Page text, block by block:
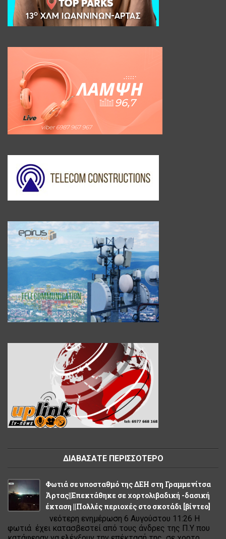
ΔΙΑΒΑΣΑΤΕ ΠΕΡΙΣΣΟΤΕΡΟ
Φωτιά σε υποσταθμό της ΔΕΗ στη Γραμμενίτσα
Άρτας||Επεκτάθηκε σε χορτολιβαδική -δασική
έκταση ||Πολλές περιοχές στο σκοτάδι [βίντεο]
νεότερη ενημέρωση 6 Αυγούστου 11:26 Η
φωτιά έχει κατασβεστεί από τους άνδρες της Π.Υ που